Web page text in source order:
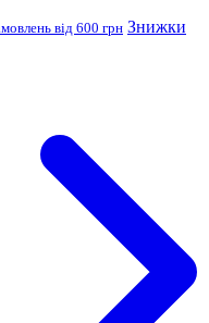
від 600 грн Знижки